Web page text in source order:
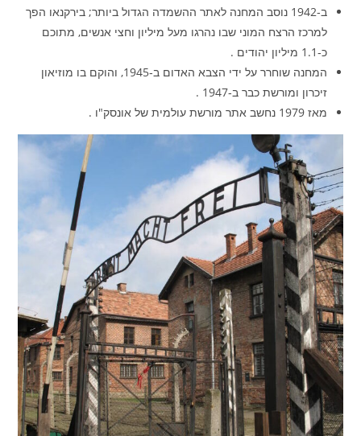
ב‑1942 נוסב המחנה לאתר ההשמדה הגדול ביותר; בירקנאו הפך
למרכז הרצח המוני שבו נהרגו מעל מיליון וחצי אנשים, מתוכם
כ‑1.1 מיליון יהודים .
המחנה שוחרר על ידי הצבא האדום ב‑1945, והוקם בו מוזיאון
זיכרון ומורשת כבר ב‑1947 .
מאז 1979 נחשב אתר מורשת עולמית של אונסק"ו .